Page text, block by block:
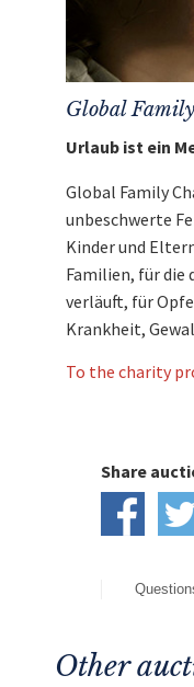
Global Family
Urlaub ist ein
Global Family
unbeschwerte
Kinder und
Familien, für die
verläuft, für
Krankheit,
To the charity
Share
Other